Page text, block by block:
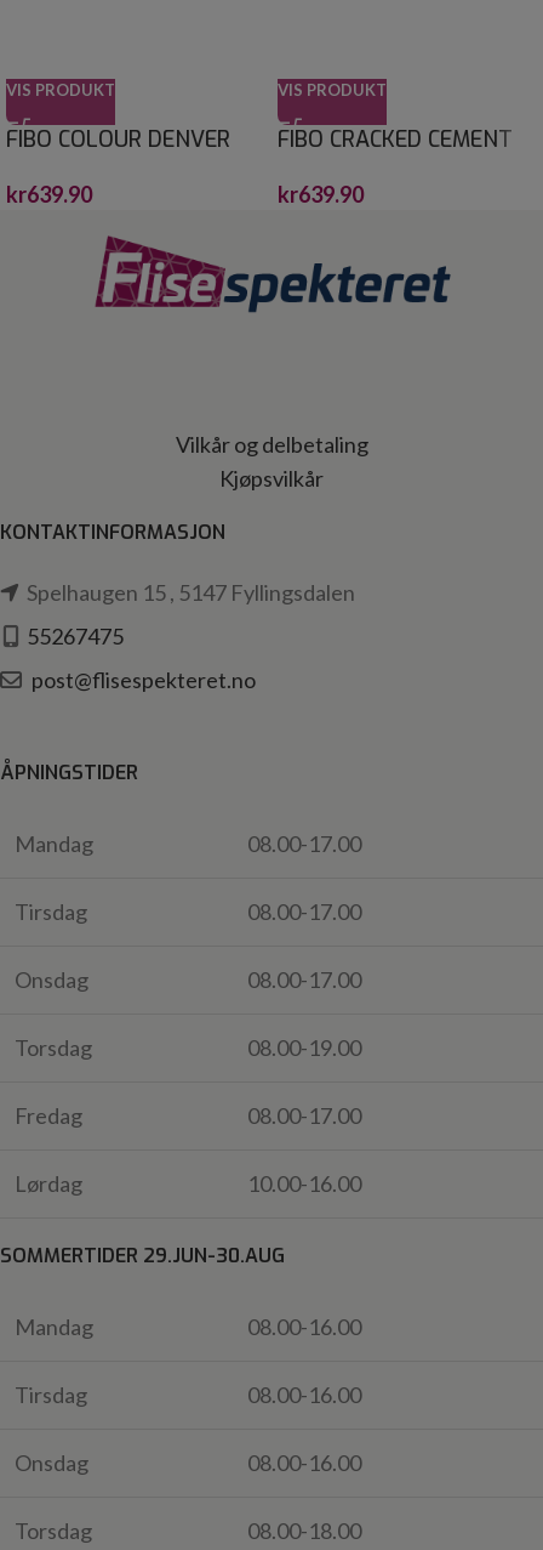
VIS PRODUKT
FIBO COLOUR DENVER
10X620X2400
kr639.90
VIS PRODUKT
FIBO CRACKED CEMENT
kr639.90
Vilkår og delbetaling
Kjøpsvilkår
KONTAKTINFORMASJON
Spelhaugen 15 , 5147 Fyllingsdalen
55267475
post@flisespekteret.no
ÅPNINGSTIDER
Mandag 08.00-17.00
Tirsdag 08.00-17.00
Onsdag 08.00-17.00
Torsdag 08.00-19.00
Fredag 08.00-17.00
Lørdag 10.00-16.00
SOMMERTIDER 29.JUN-30.AUG
Mandag 08.00-16.00
Tirsdag 08.00-16.00
Onsdag 08.00-16.00
Torsdag 08.00-18.00